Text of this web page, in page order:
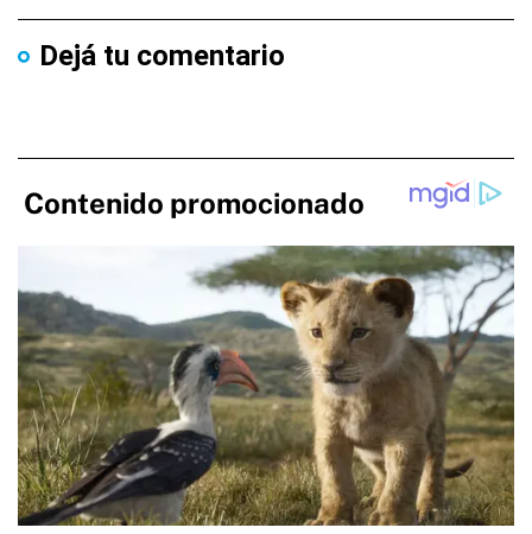
Dejá tu comentario